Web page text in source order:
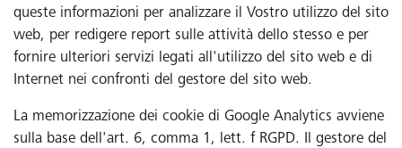
queste informazioni per analizzare il Vostro utilizzo del sito
web, per redigere report sulle attività dello stesso e per
fornire ulteriori servizi legati all'utilizzo del sito web e di
Internet nei confronti del gestore del sito web.
La memorizzazione dei cookie di Google Analytics avviene
sulla base dell'art. 6, comma 1, lett. f RGPD. Il gestore del